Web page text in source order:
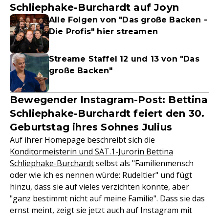
Schliephake-Burchardt auf Joyn
Alle Folgen von "Das große Backen -
Die Profis" hier streamen
Streame Staffel 12 und 13 von "Das
große Backen"
Bewegender Instagram-Post: Bettina
Schliephake-Burchardt feiert den 30.
Geburtstag ihres Sohnes Julius
Auf ihrer Homepage beschreibt sich die
Konditormeisterin und SAT.1-Jurorin Bettina
Schliephake-Burchardtselbst als "Familienmensch
oder wie ich es nennen würde: Rudeltier" und fügt
hinzu, dass sie auf vieles verzichten könnte, aber
"ganz bestimmt nicht auf meine Familie". Dass sie das
ernst meint, zeigt sie jetzt auch auf Instagram mit